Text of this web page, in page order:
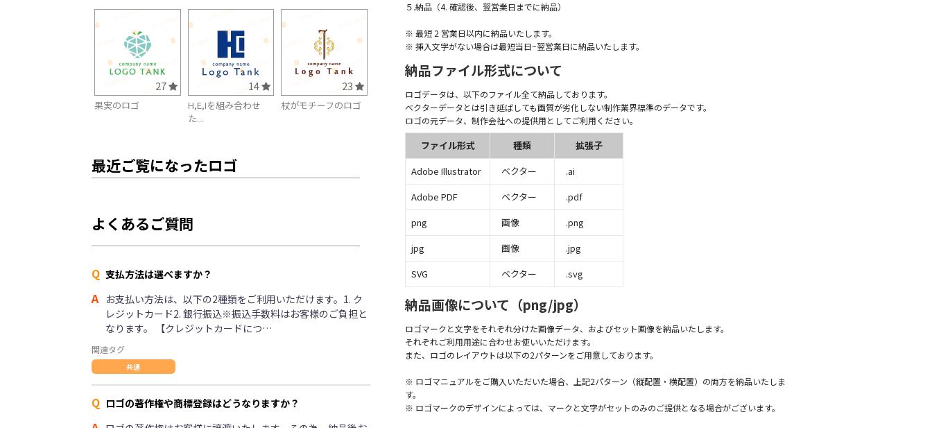
27
果実のロゴ
14
H,E,Iを組み合わせ
た...
23
杖がモチーフのロゴ
最近ご覧になったロゴ
よくあるご質問
Q 支払方法は選べますか？
A お支払い方法は、以下の2種類をご利用いただけます。1. ク
レジットカード2. 銀行振込※振込手数料はお客様のご負担と
なります。 【クレジットカードにつ…
関連タグ
共通
Q ロゴの著作権や商標登録はどうなりますか？
５.納品（4. 確認後、翌営業日までに納品）
※ 最短 2 営業日以内に納品いたします。
※ 挿入文字がない場合は最短当日~翌営業日に納品いたします。
納品ファイル形式について
ロゴデータは、以下のファイル全て納品しております。
ベクターデータとは引き延ばしても画質が劣化しない制作業界標準のデータです。
ロゴの元データ、制作会社への提供用としてご利用ください。
ファイル形式 種類
拡張子
Adobe Illustrator
ベクター
.ai
Adobe PDF
ベクター
.pdf
png
画像
.png
jpg
画像
.jpg
SVG
ベクター .svg
納品画像について（png/jpg）
ロゴマークと文字をそれぞれ分けた画像データ、およびセット画像を納品いたします。
それぞれご利用用途に合わせお使いいただけます。
また、ロゴのレイアウトは以下の2パターンをご用意しております。
※ ロゴマニュアルをご購入いただいた場合、上記2パターン（縦配置・横配置）の両方を納品いたしま
す。
※ ロゴマークのデザインによっては、マークと文字がセットのみのご提供となる場合がございます。